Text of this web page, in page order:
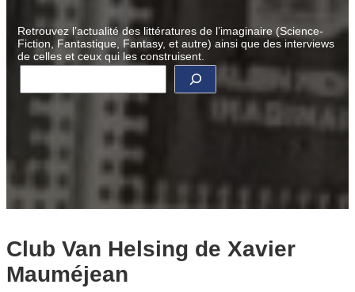
Retrouvez l’actualité des littératures de l’imaginaire (Science-
Fiction, Fantastique, Fantasy, et autre) ainsi que des interviews
de celles et ceux qui les construisent.
R
c
Club Van Helsing de Xavier
Mauméjean